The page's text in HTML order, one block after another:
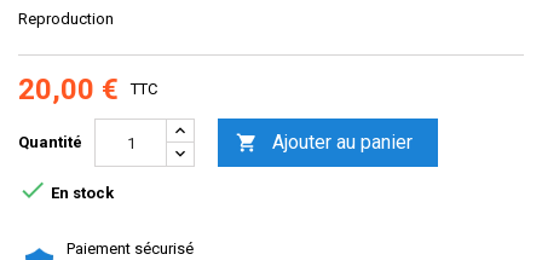
Reproduction
20,00 € TTC
Quantité  Ajouter au panier
 En stock
Paiement sécurisé